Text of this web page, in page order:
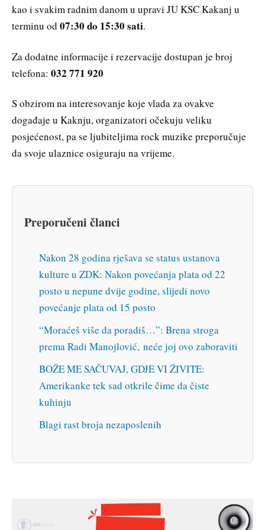
kao i svakim radnim danom u upravi JU KSC Kakanj u
terminu od 07:30 do 15:30 sati.
Za dodatne informacije i rezervacije dostupan je broj
telefona: 032 771 920
S obzirom na interesovanje koje vlada za ovakve
događaje u Kaknju, organizatori očekuju veliku
posjećenost, pa se ljubiteljima rock muzike preporučuje
da svoje ulaznice osiguraju na vrijeme.
Preporučeni članci
Nakon 28 godina rješava se status ustanova
kulture u ZDK: Nakon povećanja plata od 22
posto u nepune dvije godine, slijedi novo
povećanje plata od 15 posto
“Moraćeš više da poradiš…”: Brena stroga
prema Radi Manojlović, neće joj ovo zaboraviti
BOŽE ME SAČUVAJ, GDJE VI ŽIVITE:
Amerikanke tek sad otkrile čime da čiste
kuhinju
Blagi rast broja nezaposlenih